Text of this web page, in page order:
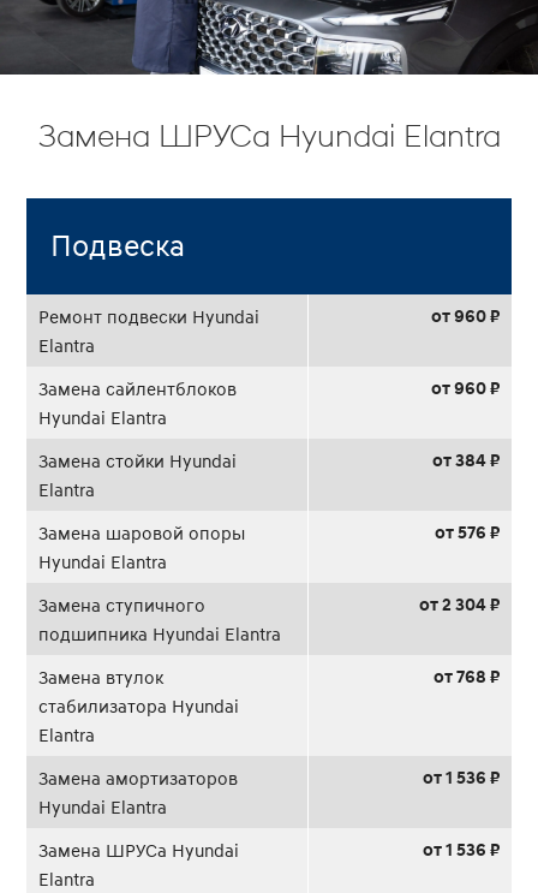
Замена ШРУСа Hyundai Elantra
Подвеска
Ремонт подвески Hyundai
Elantra
от 960 ₽
Замена сайлентблоков
Hyundai Elantra
от 960 ₽
Замена стойки Hyundai
Elantra
от 384 ₽
Замена шаровой опоры
Hyundai Elantra
от 576 ₽
Замена ступичного
подшипника Hyundai Elantra
от 2 304 ₽
Замена втулок
стабилизатора Hyundai
Elantra
от 768 ₽
Замена амортизаторов
Hyundai Elantra
от 1 536 ₽
Замена ШРУСа Hyundai
Elantra
от 1 536 ₽